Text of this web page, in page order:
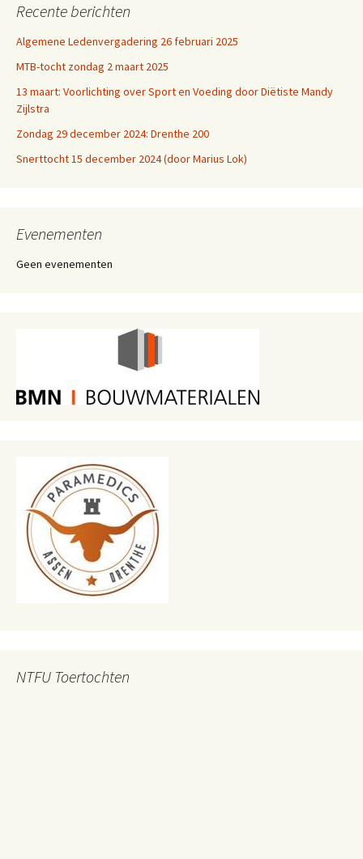
Recente berichten
Algemene Ledenvergadering 26 februari 2025
MTB-tocht zondag 2 maart 2025
13 maart: Voorlichting over Sport en Voeding door Diëtiste Mandy
Zijlstra
Zondag 29 december 2024: Drenthe 200
Snerttocht 15 december 2024 (door Marius Lok)
Evenementen
Geen evenementen
NTFU Toertochten